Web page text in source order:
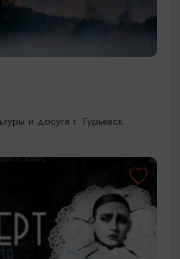
и досуга г. Гурьевск